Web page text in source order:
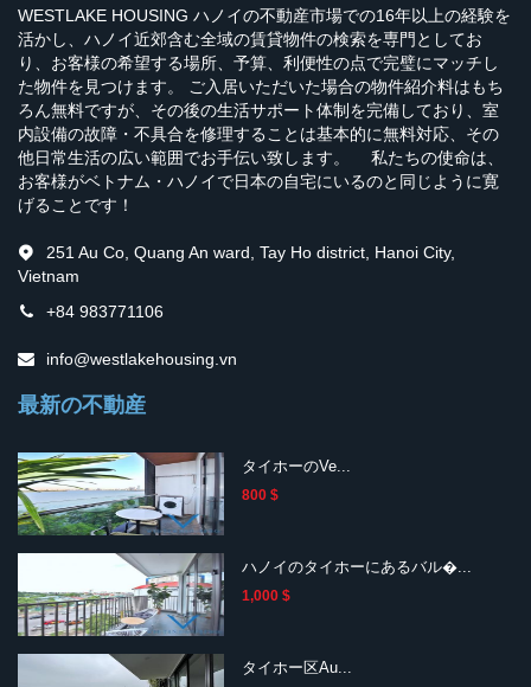
WESTLAKE HOUSING ハノイの不動産市場での16年以上の経験を
活かし、ハノイ近郊含む全域の賃貸物件の検索を専門としてお
り、お客様の希望する場所、予算、利便性の点で完璧にマッチし
た物件を見つけます。 ご入居いただいた場合の物件紹介料はもち
ろん無料ですが、その後の生活サポート体制を完備しており、室
内設備の故障・不具合を修理することは基本的に無料対応、その
他日常生活の広い範囲でお手伝い致します。 私たちの使命は、
お客様がベトナム・ハノイで日本の自宅にいるのと同じように寛
げることです！
251 Au Co, Quang An ward, Tay Ho district, Hanoi City,
Vietnam
+84 983771106
info@westlakehousing.vn
最新の不動産
タイホーのVe...
800 $
ハノイのタイホーにあるバル�...
1,000 $
タイホー区Au...